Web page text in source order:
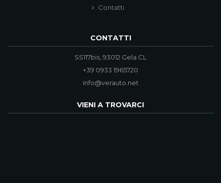
Contatti
CONTATTI
SS117bis, 93012 Gela CL
+39 0933 1965720
info@verauto.net
VIENI A TROVARCI